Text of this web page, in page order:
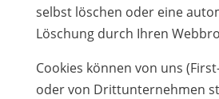
selbst löschen oder eine
Löschung durch Ihren
Cookies können von uns
oder von Drittunternehmen